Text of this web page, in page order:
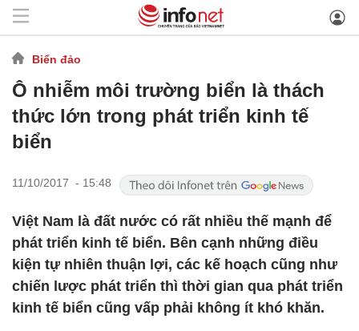
Biển đảo
Ô nhiễm môi trường biển là thách
thức lớn trong phát triển kinh tế
biển
11/10/2017 - 15:48
Việt Nam là đất nước có rất nhiều thế mạnh để
phát triển kinh tế biển. Bên cạnh những điều
kiện tự nhiên thuận lợi, các kế hoạch cũng như
chiến lược phát triển thì thời gian qua phát triển
kinh tế biển cũng vấp phải không ít khó khăn.